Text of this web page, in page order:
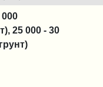
000
25 000 - 30